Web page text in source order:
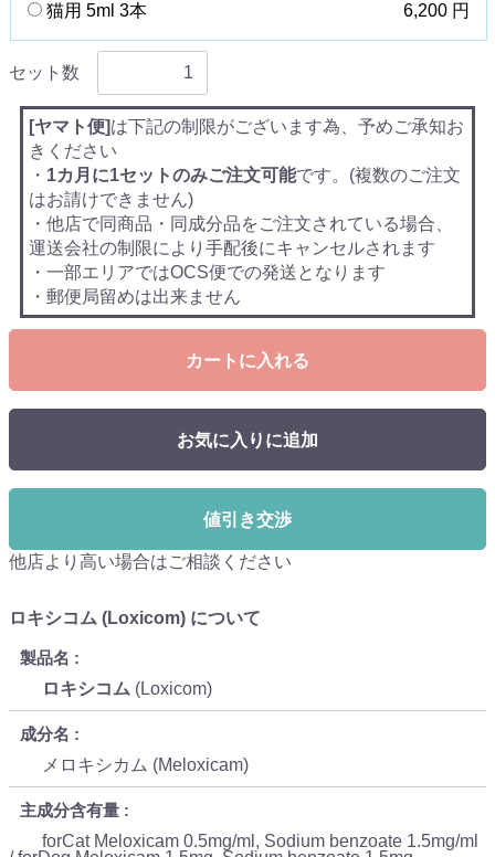
猫用 5ml 3本 6,200 円
セット数
[ヤマト便]は下記の制限がございます為、予めご承知お
きください
・ 1カ月に1セットのみご注文可能です。(複数のご注文
はお請けできません)
・他店で同商品・同成分品をご注文されている場合、
運送会社の制限により手配後にキャンセルされます
・一部エリアではOCS便での発送となります
・郵便局留めは出来ません
カートに入れる
お気に入りに追加
値引き交渉
他店より高い場合はご相談ください
ロキシコム (Loxicom) について
製品名
ロキシコム (Loxicom)
成分名
メロキシカム (Meloxicam)
主成分含有量
forCat Meloxicam 0.5mg/ml, Sodium benzoate 1.5mg/ml